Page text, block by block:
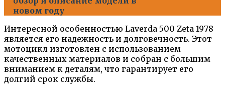
новом году
Интересной особенностью Laverda 500 Zeta 1978
является его надежность и долговечность. Этот
мотоцикл изготовлен с использованием
качественных материалов и собран с большим
вниманием к деталям, что гарантирует его
долгий срок службы.